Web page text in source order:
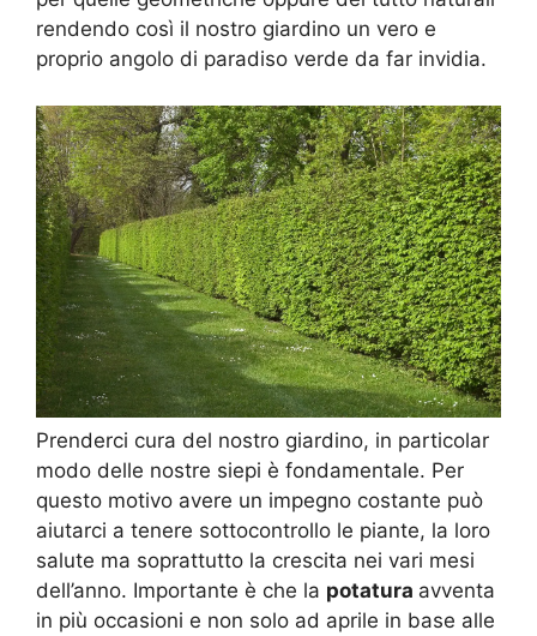
rendendo così il nostro giardino un vero e
proprio angolo di paradiso verde da far invidia.
Prenderci cura del nostro giardino, in particolar
modo delle nostre siepi è fondamentale. Per
questo motivo avere un impegno costante può
aiutarci a tenere sottocontrollo le piante, la loro
salute ma soprattutto la crescita nei vari mesi
dell’anno. Importante è che la potatura avventa
in più occasioni e non solo ad aprile in base alle